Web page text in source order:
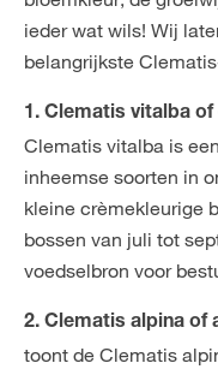
ieder wat wils! Wij
belangrijkste
1. Clematis vitalba
Clematis vitalba is
inheemse soorten in
kleine crèmekleurige
bossen van juli tot
voedselbron voor
2. Clematis alpina of
toont de Clematis